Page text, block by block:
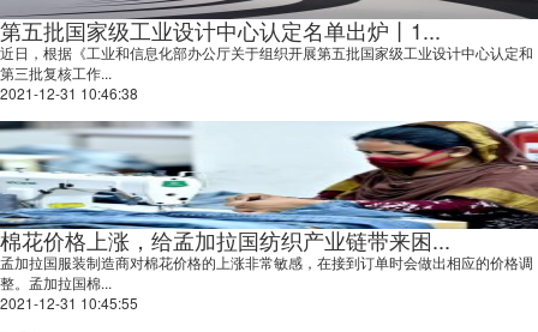
第五批国家级工业设计中心认定名单出炉丨1...
近日，根据《工业和信息化部办公厅关于组织开展第五批国家级工业设计中心认定和
第三批复核工作...
2021-12-31 10:46:38
棉花价格上涨，给孟加拉国纺织产业链带来困...
孟加拉国服装制造商对棉花价格的上涨非常敏感，在接到订单时会做出相应的价格调
整。孟加拉国棉...
2021-12-31 10:45:55